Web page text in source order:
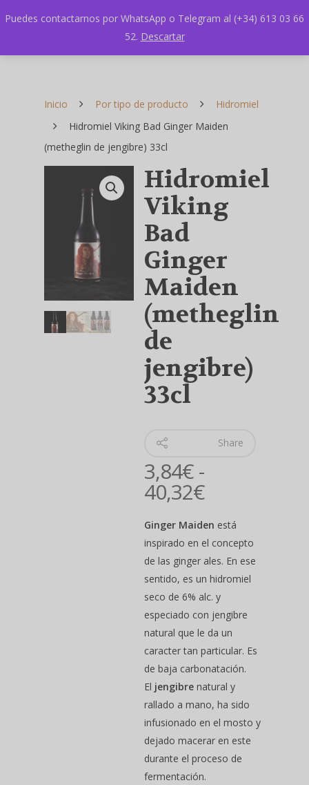
Hit enter to search or ESC to close
Inicio Por tipo de producto
Hidromiel
Hidromiel Viking Bad Ginger Maiden
(metheglin de jengibre) 33cl
Hidromiel
Viking
Bad
Ginger
Maiden
(metheglin
de
jengibre)
33cl
Share
3,84€ -
40,32€Rango
precios:
desde
3,84€
hasta
40,32€
Ginger Maiden está
inspirado en el concepto
de las ginger ales. En ese
sentido, es un hidromiel
seco de 6% alc. y
especiado con jengibre
natural que le da un
caracter tan particular. Es
de baja carbonatación.
El jengibrenatural y
rallado a mano, ha sido
infusionado en el mosto y
dejado macerar en este
durante el proceso de
fermentación.
Puedes contactarnos por WhatsApp o Telegram al (+34) 613 03 66
52. Descartar